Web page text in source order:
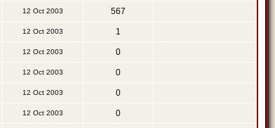
12 Oct 2003 567
12 Oct 2003 1
12 Oct 2003 0
12 Oct 2003 0
12 Oct 2003 0
12 Oct 2003 0